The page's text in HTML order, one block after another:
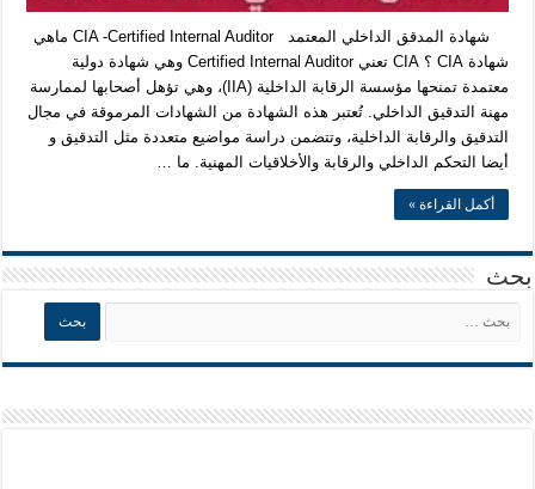
شهادة المدقق الداخلي المعتمد CIA -Certified Internal Auditor ماهي
شهادة CIA ؟ CIA تعني Certified Internal Auditor وهي شهادة دولية
معتمدة تمنحها مؤسسة الرقابة الداخلية (IIA)، وهي تؤهل أصحابها لممارسة
مهنة التدقيق الداخلي. تُعتبر هذه الشهادة من الشهادات المرموقة في مجال
التدقيق والرقابة الداخلية، وتتضمن دراسة مواضيع متعددة مثل التدقيق و
أيضا التحكم الداخلي والرقابة والأخلاقيات المهنية. ما …
أكمل القراءة »
بحث